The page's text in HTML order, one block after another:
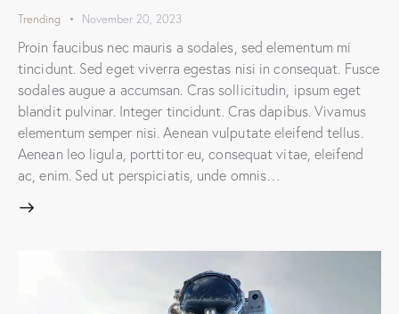
Trending November 20, 2023
Proin faucibus nec mauris a sodales, sed elementum mi
tincidunt. Sed eget viverra egestas nisi in consequat. Fusce
sodales augue a accumsan. Cras sollicitudin, ipsum eget
blandit pulvinar. Integer tincidunt. Cras dapibus. Vivamus
elementum semper nisi. Aenean vulputate eleifend tellus.
Aenean leo ligula, porttitor eu, consequat vitae, eleifend
ac, enim. Sed ut perspiciatis, unde omnis…